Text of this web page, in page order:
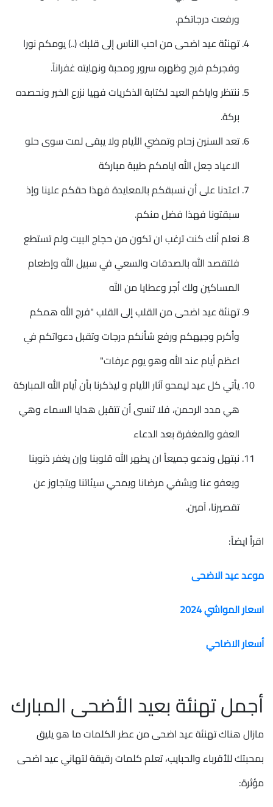
ورفعت درجاتكم.
تهنئة عيد اضحى من احب الناس إلى قلبك (..) يومكم نورا
وفجركم فرج وظهره سرور ومحبة ونهايته غفراناً.
ننتظر واياكم العيد لكتابة الذكريات فهيا نزرع الخير ونحصده
بركة.
تعد السنين زحام وتمضي الأيام ولا يبقى لمت سوى حلو
الاعياد جعل الله ايامكم طيبة مباركة
اعتدنا على أن نسبقكم بالمعايدة فهذا حقكم علينا وإذ
سبقتونا فهذا فضل منكم.
نعلم أنك كنت ترغب ان تكون من حجاج البيت ولم تستطع
فلتقصد الله بالصدقات والسعي في سبيل الله وإطعام
المساكين ولك أجر وعطايا من الله
تهنئة عيد اضحى من القلب إلى القلب "فرج الله همكم
وأكرم وجيهكم ورفع شأنكم درجات وتقبل دعواتكم في
اعظم أيام عند الله وهو يوم عرفات"
يأتي كل عيد ليمحو آثار الأيام و ليذكرنا بأن أيام الله المباركة
هي مدد الرحمن، فلا تنسى أن تتقبل هدايا السماء وهي
العفو والمغفرة بعد الدعاء
نبتهل وندعو جميعاً ان يطهر الله قلوبنا وإن يغفر ذنوبنا
ويعفو عنا ويشفي مرضانا ويمحي سيئاتنا ويتجاوز عن
تقصيرنا، آمين.
اقرأ ايضاً:
موعد عيد الاضحى
اسعار المواشي 2024
أسعار الاضاحي
أجمل تهنئة بعيد الأضحى المبارك
مازال هناك تهنئة عيد اضحى من عطر الكلمات ما هو يليق
بمحبتك للأقرباء والحبايب، تعلم كلمات رقيقة لتهاني عيد اضحى
مؤثرة: